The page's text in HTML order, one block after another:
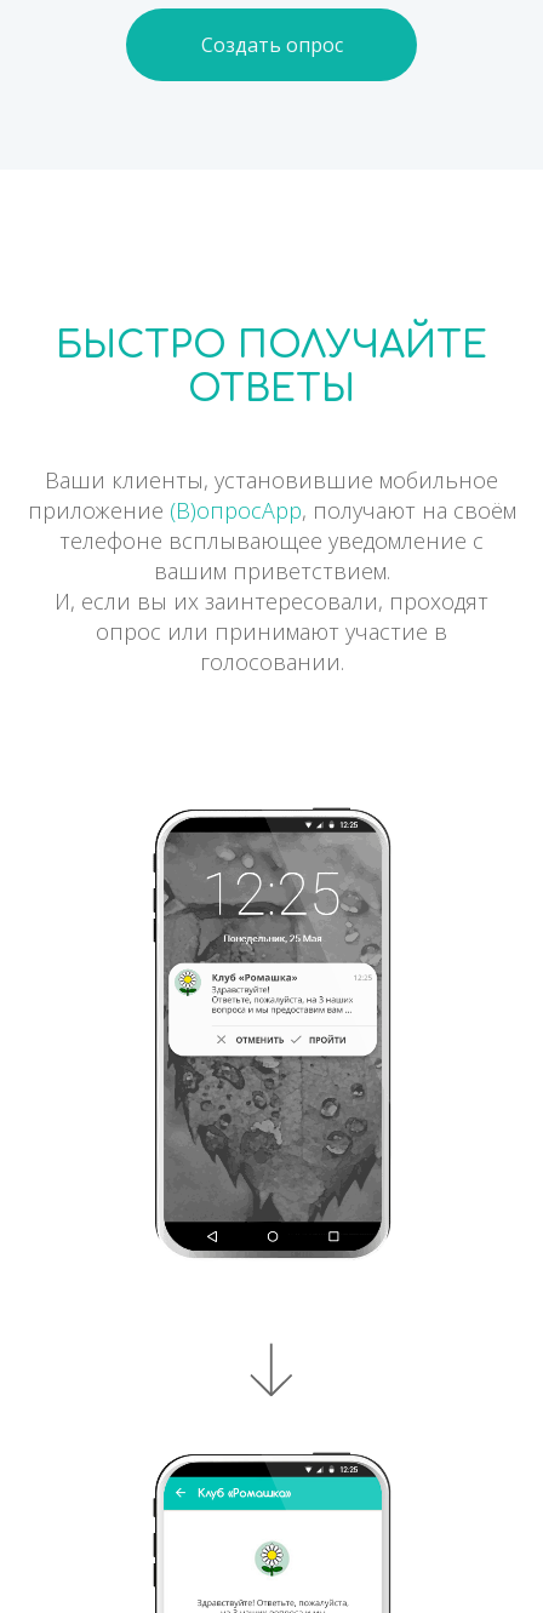
Создать опрос
Укажите название вашей
компании, номинации, премии
Напишите цель голосования —
оно будет отображено в
уведомлении на телефоне
получателей после названия
2
В качестве заключения
поблагодарите участников
голосования
В сроки проведения
голосования, оно будет
отправлено всем, у кого
установлено мобильное
приложение(В)опросApp
*изображение носит иллюстративный характер
БЫСТРО ПОЛУЧАЙТЕ
ОТВЕТЫ
Ваши клиенты, установившие мобильное
приложение (В)опросApp, получают на своём
телефоне всплывающее уведомление с
вашим приветствием.
И, если вы их заинтересовали, проходят
опрос или принимают участие в
голосовании.